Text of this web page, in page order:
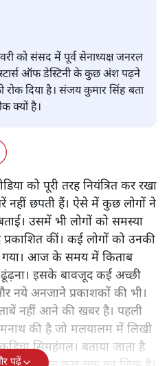
को संसद में पूर्व सेनाध्यक्ष जनरल
ऑफ डेस्टिनी के कुछ अंश पढ़ने
रोक दिया है। संजय कुमार सिंह बता
क्यों है।
को पूरी तरह नियंत्रित कर रखा
छपती हैं। ऐसे में कुछ लोगों ने
उसमें भी लोगों को समस्या
कीं। कई लोगों को उनकी
गया। आज के समय में किताब
इसके बावजूद कई अच्छी
नये अनजाने प्रकाशकों की भी।
नहीं आने की खबर है। पहली
की है जो मलयालम में लिखी
सिमहंगल। बताया जाता है
पढ़ें